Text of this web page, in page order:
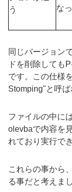
う
な
同じバージョン
ドを削除しても
です。この仕様
Stomping"と呼ば
ファイルの中に
olevbaで内容を
れており実行で
これらの事から
る事だと考えまし